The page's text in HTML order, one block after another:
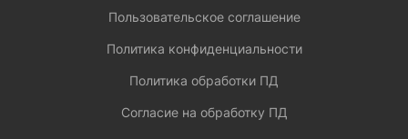
Пользовательское соглашение
Политика конфиденциальности
Политика обработки ПД
Согласие на обработку ПД